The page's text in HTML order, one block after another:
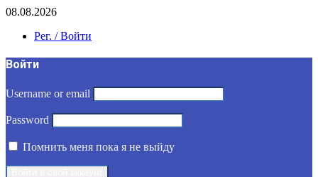
08.08.2026
Рег. / Войти
Войти
Username or email
Password
Помнить меня пока я не выйду